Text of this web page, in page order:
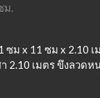
.
ซม x 11 ซม x 2.10 เ
า 2.10 เมตร ขึงลวด